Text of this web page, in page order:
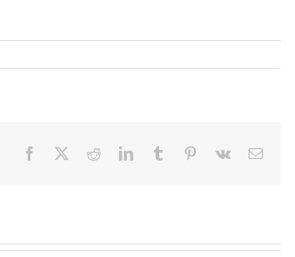
Facebook RedditLinkedInTumblr Pinterest
Vk
Correo